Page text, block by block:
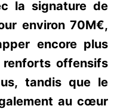
la signature de
environ 70M€,
encore plus
renforts offensifs
tandis que le
au cœur